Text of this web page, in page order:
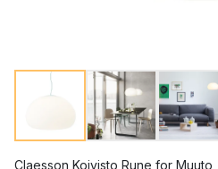
Claesson Koivisto Rune for Muuto